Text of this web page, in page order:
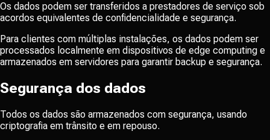
Os dados podem ser transferidos a prestadores de serviço sob
acordos equivalentes de confidencialidade e segurança.
Para clientes com múltiplas instalações, os dados podem ser
processados localmente em dispositivos de edge computing e
armazenados em servidores para garantir backup e segurança.
Segurança dos dados
Todos os dados são armazenados com segurança, usando
criptografia em trânsito e em repouso.